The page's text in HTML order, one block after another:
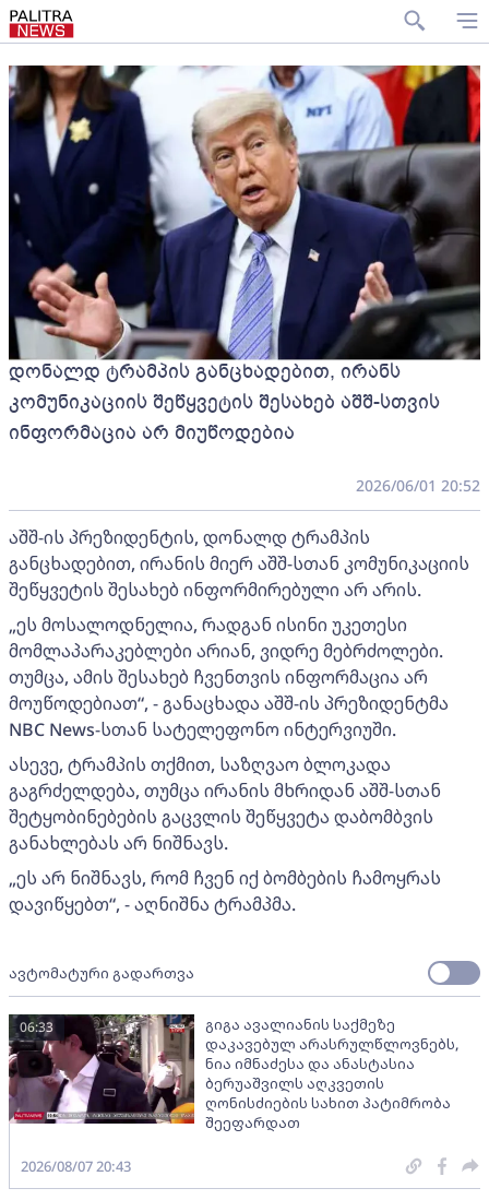
დონალდ ტრამპის განცხადებით, ირანს
კომუნიკაციის შეწყვეტის შესახებ აშშ-სთვის
ინფორმაცია არ მიუწოდებია
2026/06/01 20:52
აშშ-ის პრეზიდენტის, დონალდ ტრამპის
განცხადებით, ირანის მიერ აშშ-სთან კომუნიკაციის
შეწყვეტის შესახებ ინფორმირებული არ არის.
„ეს მოსალოდნელია, რადგან ისინი უკეთესი
მომლაპარაკებლები არიან, ვიდრე მებრძოლები.
თუმცა, ამის შესახებ ჩვენთვის ინფორმაცია არ
მოუწოდებიათ“, - განაცხადა აშშ-ის პრეზიდენტმა
NBC News-სთან სატელეფონო ინტერვიუში.
ასევე, ტრამპის თქმით, საზღვაო ბლოკადა
გაგრძელდება, თუმცა ირანის მხრიდან აშშ-სთან
შეტყობინებების გაცვლის შეწყვეტა დაბომბვის
განახლებას არ ნიშნავს.
„ეს არ ნიშნავს, რომ ჩვენ იქ ბომბების ჩამოყრას
დავიწყებთ“, - აღნიშნა ტრამპმა.
ავტომატური გადართვა
გიგა ავალიანის საქმეზე
დაკავებულ არასრულწლოვნებს,
ნია იმნაძესა და ანასტასია
ბერუაშვილს აღკვეთის
ღონისძიების სახით პატიმრობა
შეეფარდათ
06:33
2026/08/07 20:43